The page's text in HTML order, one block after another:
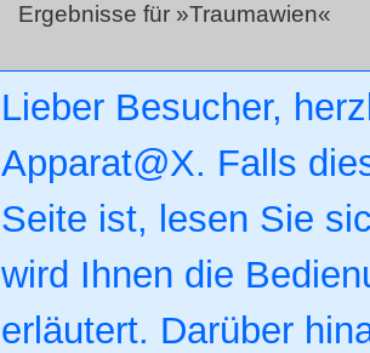
Ergebnisse für »Traumawien«
Lieber Besucher,
Apparat@X. Falls
Seite ist, lesen Sie
wird Ihnen die
erläutert. Darüber